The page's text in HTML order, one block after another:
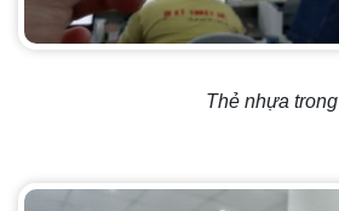
Thẻ nhựa trong